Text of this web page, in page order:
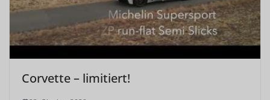
Corvette – limitiert!